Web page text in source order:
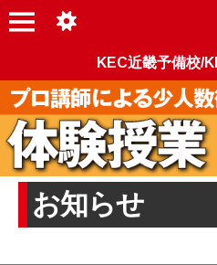
KEC近畿予備校/
お知らせ